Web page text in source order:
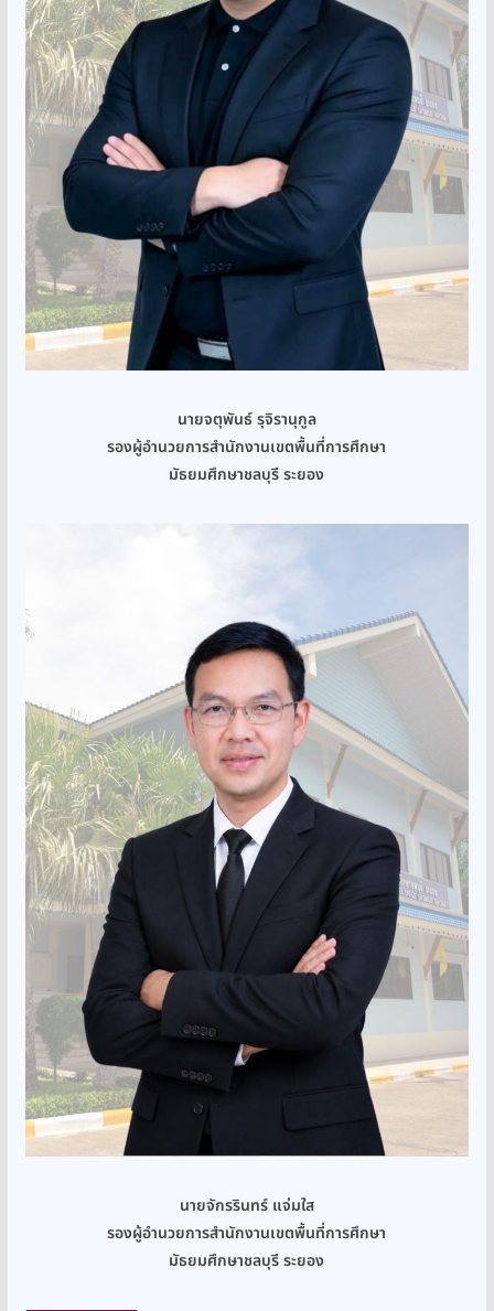
นายจตุพันธ์ รุจิรานุกูล
รองผู้อำนวยการสำนักงานเขตพื้นที่การศึกษา
มัธยมศึกษาชลบุรี ระยอง
นายจักรรินทร์ แจ่มใส
รองผู้อำนวยการสำนักงานเขตพื้นที่การศึกษา
มัธยมศึกษาชลบุรี ระยอง